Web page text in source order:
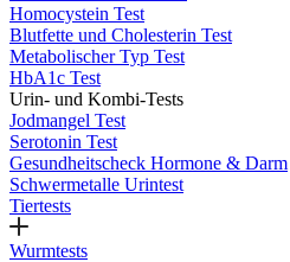
Homocystein Test
Blutfette und Cholesterin Test
Metabolischer Typ Test
HbA1c Test
Urin- und Kombi-Tests
Jodmangel Test
Serotonin Test
Gesundheitscheck Hormone & Darm
Schwermetalle Urintest
Tiertests
Wurmtests